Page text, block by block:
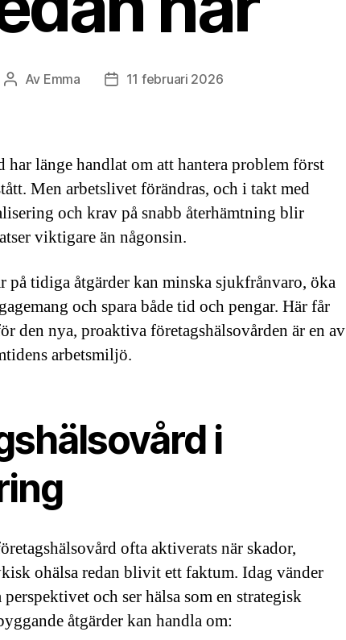
Inläggsförfattare
Av Emma Inläggsdatum
11 februari 2026
har länge handlat om att hantera problem först
Men arbetslivet förändras, och i takt med
och krav på snabb återhämtning blir
viktigare än någonsin.
på tidiga åtgärder kan minska sjukfrånvaro, öka
och spara både tid och pengar. Här får
den nya, proaktiva företagshälsovården är en av
arbetsmiljö.
i
ofta aktiverats när skador,
ohälsa redan blivit ett faktum. Idag vänder
och ser hälsa som en strategisk
åtgärder kan handla om: